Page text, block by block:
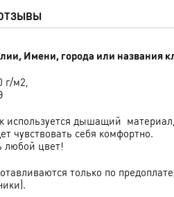
Имени, города или названия
г/м2,
используется дышащий материал,
чувствовать себя комфортно.
любой цвет!
только по